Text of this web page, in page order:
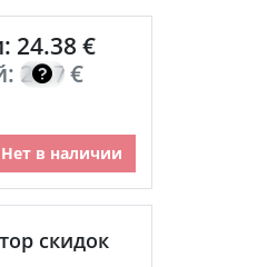
24.38 €
20.72
€
Нет в наличии
скидок